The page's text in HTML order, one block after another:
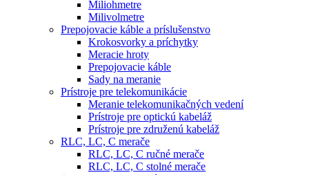
Miliohmetre
Milivolmetre
Prepojovacie káble a príslušenstvo
Krokosvorky a príchytky
Meracie hroty
Prepojovacie káble
Sady na meranie
Prístroje pre telekomunikácie
Meranie telekomunikačných vedení
Prístroje pre optickú kabeláž
Prístroje pre združenú kabeláž
RLC, LC, C merače
RLC, LC, C ručné merače
RLC, LC, C stolné merače